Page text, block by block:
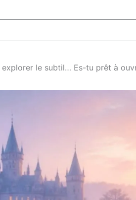
le subtil… Es-tu prêt à